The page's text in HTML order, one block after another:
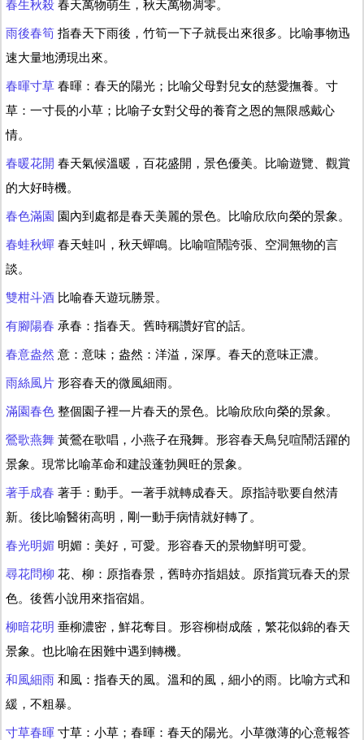
春生秋殺 春天萬物萌生，秋天萬物凋零。
雨後春筍 指春天下雨後，竹筍一下子就長出來很多。比喻事物迅
速大量地湧現出來。
春暉寸草 春暉：春天的陽光；比喻父母對兒女的慈愛撫養。寸
草：一寸長的小草；比喻子女對父母的養育之恩的無限感戴心
情。
春暖花開 春天氣候溫暖，百花盛開，景色優美。比喻遊覽、觀賞
的大好時機。
春色滿園 園內到處都是春天美麗的景色。比喻欣欣向榮的景象。
春蛙秋蟬 春天蛙叫，秋天蟬鳴。比喻喧鬧誇張、空洞無物的言
談。
雙柑斗酒 比喻春天遊玩勝景。
有腳陽春 承春：指春天。舊時稱讚好官的話。
春意盎然 意：意味；盎然：洋溢，深厚。春天的意味正濃。
雨絲風片 形容春天的微風細雨。
滿園春色 整個園子裡一片春天的景色。比喻欣欣向榮的景象。
鶯歌燕舞 黃鶯在歌唱，小燕子在飛舞。形容春天鳥兒喧鬧活躍的
景象。現常比喻革命和建設蓬勃興旺的景象。
著手成春 著手：動手。一著手就轉成春天。原指詩歌要自然清
新。後比喻醫術高明，剛一動手病情就好轉了。
春光明媚 明媚：美好，可愛。形容春天的景物鮮明可愛。
尋花問柳 花、柳：原指春景，舊時亦指娼妓。原指賞玩春天的景
色。後舊小說用來指宿娼。
柳暗花明 垂柳濃密，鮮花奪目。形容柳樹成蔭，繁花似錦的春天
景象。也比喻在困難中遇到轉機。
和風細雨 和風：指春天的風。溫和的風，細小的雨。比喻方式和
緩，不粗暴。
寸草春暉 寸草：小草；春暉：春天的陽光。小草微薄的心意報答